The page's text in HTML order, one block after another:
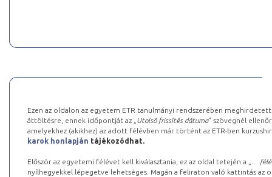
Ezen az oldalon az egyetem ETR tanulmányi rendszerében
áttöltésre, ennek időpontját az „ Utolsó frissítés dátuma” szövegnél
amelyekhez (akikhez) az adott félévben már történt az ETR-ben
karok honlapján tájékozódhat.
Először az egyetemi félévet kell kiválasztania, ez az oldal tetején a „
…
nyílhegyekkel lépegetve lehetséges. Magán a feliraton való kattintás az